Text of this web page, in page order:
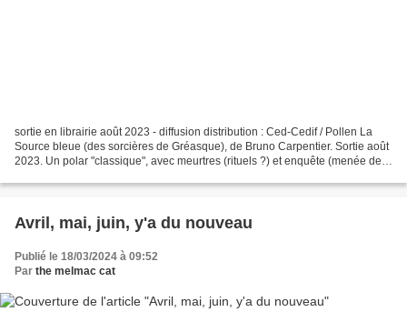
sortie en librairie août 2023 - diffusion distribution : Ced-Cedif / Pollen La
Source bleue (des sorcières de Gréasque), de Bruno Carpentier. Sortie août
2023. Un polar "classique", avec meurtres (rituels ?) et enquête (menée de
Avril, mai, juin, y'a du nouveau
Publié le 18/03/2024 à 09:52
Par the melmac cat